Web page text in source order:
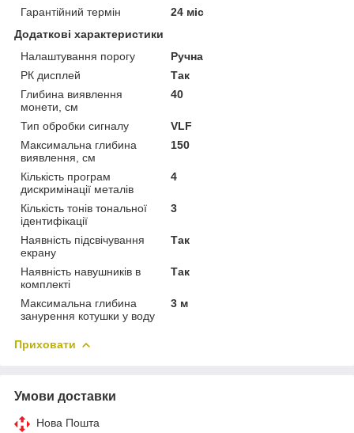
Гарантійний термін
24 міс
Додаткові характеристики
Налаштування порогу
Ручна
РК дисплей
Так
Глибина виявлення
монети, см
40
Тип обробки сигналу
VLF
Максимальна глибина
виявлення, см
150
Кількість програм
дискримінації металів
4
Кількість тонів тональної
ідентифікації
3
Наявність підсвічування
екрану
Так
Наявність навушників в
комплекті
Так
Максимальна глибина
занурення котушки у воду
3 м
Приховати
Умови доставки
Нова Пошта